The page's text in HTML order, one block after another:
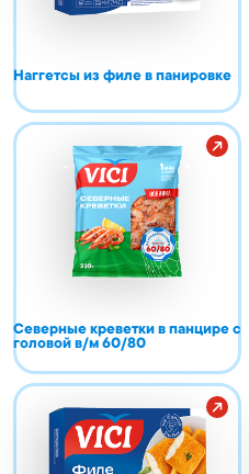
Наггетсы из филе в панировке
Северные креветки в панцире с
головой в/м 60/80